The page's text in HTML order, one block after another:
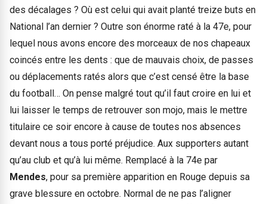
des décalages ? Où est celui qui avait planté treize buts en
National l’an dernier ? Outre son énorme raté à la 47e, pour
lequel nous avons encore des morceaux de nos chapeaux
coincés entre les dents : que de mauvais choix, de passes
ou déplacements ratés alors que c’est censé être la base
du football… On pense malgré tout qu’il faut croire en lui et
lui laisser le temps de retrouver son mojo, mais le mettre
titulaire ce soir encore à cause de toutes nos absences
devant nous a tous porté préjudice. Aux supporters autant
qu’au club et qu’à lui même. Remplacé à la 74e par
Mendes, pour sa première apparition en Rouge depuis sa
grave blessure en octobre. Normal de ne pas l’aligner